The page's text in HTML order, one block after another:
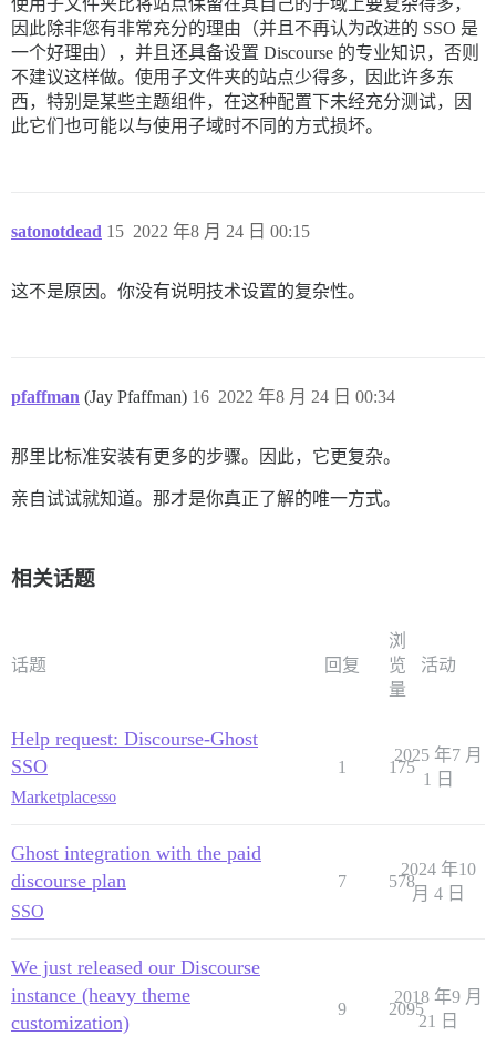
因此除非您有非常充分的理由（并且不再认为改进的 SSO 是
一个好理由），并且还具备设置 Discourse 的专业知识，否则
不建议这样做。使用子文件夹的站点少得多，因此许多东
西，特别是某些主题组件，在这种配置下未经充分测试，因
此它们也可能以与使用子域时不同的方式损坏。
satonotdead 2022 年8 月 24 日 00:15
15
这不是原因。你没有说明技术设置的复杂性。
pfaffman (Jay Pfaffman) 2022 年8 月 24 日 00:34
16
那里比标准安装有更多的步骤。因此，它更复杂。
亲自试试就知道。那才是你真正了解的唯一方式。
相关话题
话题 回复
浏
览
量
活动
Help request: Discourse-Ghost
SSO
Marketplacesso
1 175
2025 年7 月
1 日
Ghost integration with the paid
discourse plan
SSO
7 578
2024 年10
月 4 日
We just released our Discourse
instance (heavy theme
customization)
9 2095
2018 年9 月
21 日